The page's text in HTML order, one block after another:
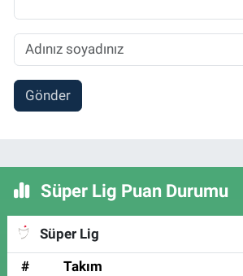
Gönder
Süper Lig Puan Durumu
Süper Lig
#
Takım